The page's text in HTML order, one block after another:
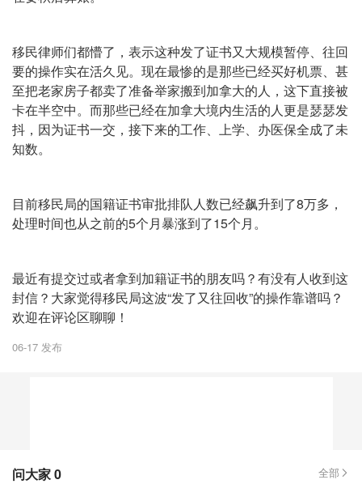
移民律师们都懵了，表示这种发了证书又大规模暂停、往回
要的操作实在活久见。现在最惨的是那些已经买好机票、甚
至把老家房子都卖了准备举家搬到加拿大的人，这下直接被
卡在半空中。而那些已经在加拿大境内生活的人更是瑟瑟发
抖，因为证书一交，接下来的工作、上学、办医保全成了未
知数。
目前移民局的国籍证书审批排队人数已经飙升到了8万多，
处理时间也从之前的5个月暴涨到了15个月。
最近有提交过或者拿到加籍证书的朋友吗？有没有人收到这
封信？大家觉得移民局这波“发了又往回收”的操作靠谱吗？
欢迎在评论区聊聊！
06-17 发布
问大家0 全部